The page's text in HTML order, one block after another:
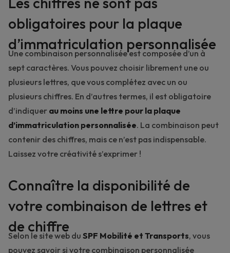
obligatoires pour la plaque
d’immatriculation personnalisée
Une combinaison personnalisée est composée d’un à
sept caractères. Vous pouvez choisir librement une ou
plusieurs lettres, que vous complétez avec un ou
plusieurs chiffres. En d’autres termes, il est obligatoire
d’indiquer au moins une lettre pour la plaque
d’immatriculation personnalisée. La combinaison peut
contenir des chiffres, mais ce n’est pas indispensable.
Laissez votre créativité s’exprimer !
Connaître la disponibilité de
votre combinaison de lettres et
de chiffre
Selon le site web du SPF Mobilité et Transports, vous
pouvez savoir si votre combinaison personnalisée